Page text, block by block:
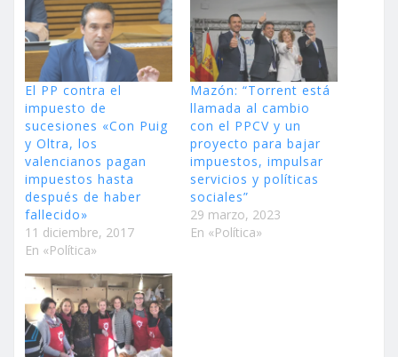
El PP contra el
impuesto de
sucesiones «Con Puig
y Oltra, los
valencianos pagan
impuestos hasta
después de haber
fallecido»
11 diciembre, 2017
En «Política»
Mazón: “Torrent está
llamada al cambio
con el PPCV y un
proyecto para bajar
impuestos, impulsar
servicios y políticas
sociales”
29 marzo, 2023
En «Política»